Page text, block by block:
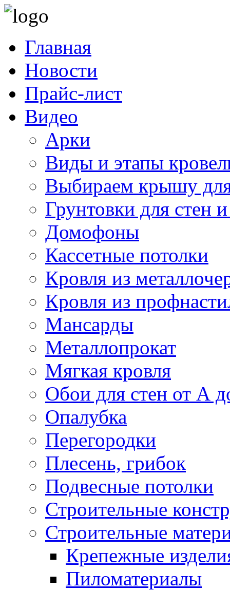
Главная
Новости
Прайс-лист
Видео
Арки
Виды и этапы
Выбираем крышу
Грунтовки для стен
Домофоны
Кассетные потолки
Кровля из
Кровля из
Мансарды
Металлопрокат
Мягкая кровля
Обои для стен от А
Опалубка
Перегородки
Плесень, грибок
Подвесные потолки
Строительные
Строительные
Крепежные
Пиломатериалы